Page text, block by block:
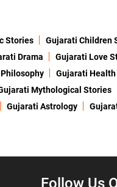
Stories
Gujarati Children
Drama
Gujarati Love
Gujarati Health
Mythological Stories
Gujarati Astrology
Follow Us